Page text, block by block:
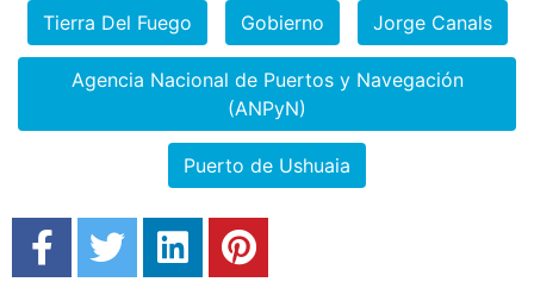
Tierra Del Fuego Gobierno Jorge Canals
Agencia Nacional de Puertos y Navegación
(ANPyN)
Puerto de Ushuaia